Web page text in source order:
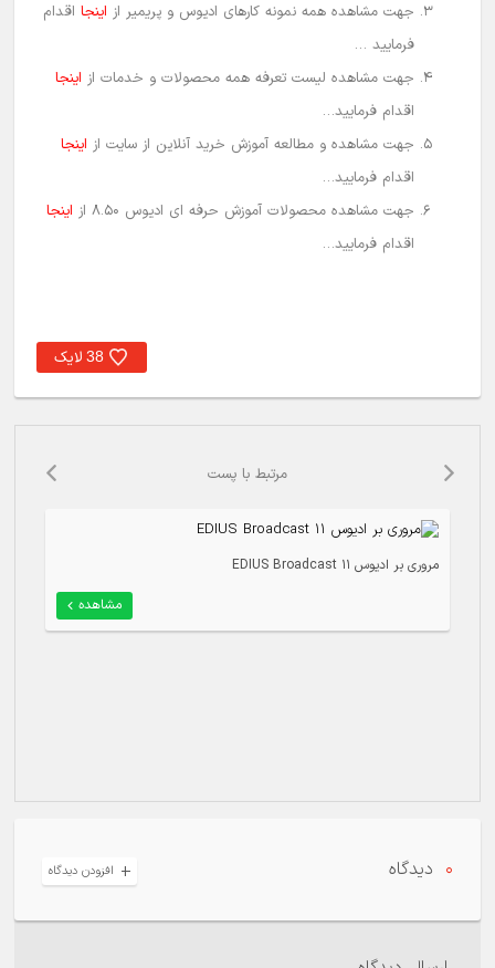
جهت مشاهده همه نمونه کارهای ادیوس و پریمیر از اینجا اقدام
فرمایید …
جهت مشاهده لیست تعرفه همه محصولات و خدمات از اینجا
اقدام فرمایید…
جهت مشاهده و مطالعه آموزش خرید آنلاین از سایت از اینجا
اقدام فرمایید…
جهت مشاهده محصولات آموزش حرفه ای ادیوس 8.50 از
اینجا
اقدام فرمایید…
38 لایک
مرتبط با پست
مروری بر ادیوس 11 EDIUS Broadcast
مشاهده
0 دیدگاه افزودن دیدگاه